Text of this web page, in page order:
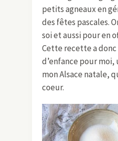
petits agneaux en
des fêtes pascales.
soi et aussi pour en
Cette recette a
d’enfance pour
mon Alsace natale,
coeur.